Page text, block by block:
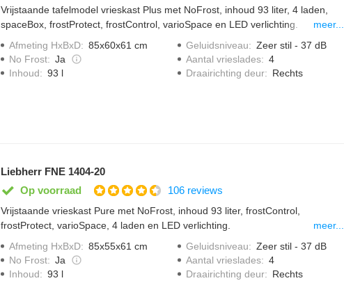
Vrijstaande tafelmodel vrieskast Plus met NoFrost, inhoud 93 liter, 4 laden,
spaceBox, frostProtect, frostControl, varioSpace en LED verlichting.
meer...
Afmeting HxBxD: 85x60x61 cm
No Frost: Ja
Inhoud: 93 l
Geluidsniveau: Zeer stil - 37 dB
Aantal vrieslades: 4
Draairichting deur: Rechts
Liebherr FNE 1404-20
Op voorraad
106 reviews
Vrijstaande vrieskast Pure met NoFrost, inhoud 93 liter, frostControl,
frostProtect, varioSpace, 4 laden en LED verlichting.
meer...
Afmeting HxBxD: 85x55x61 cm
No Frost: Ja
Inhoud: 93 l
Geluidsniveau: Zeer stil - 37 dB
Aantal vrieslades: 4
Draairichting deur: Rechts